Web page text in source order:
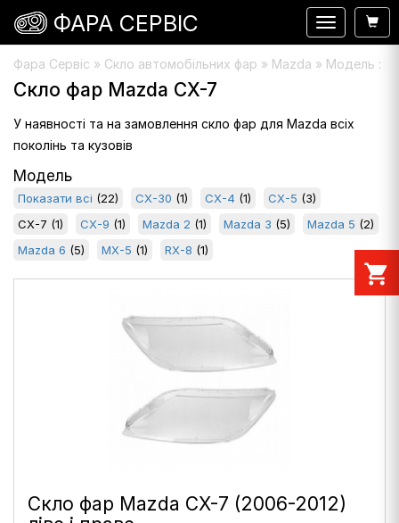
Фара Сервіс » Скло автомобільних фар » Mazda » Модель :
Скло фар Mazda CX-7
У наявності та на замовлення скло фар для Mazda всіх
поколінь та кузовів
Модель
Показати всі (22) CX-30 (1) CX-4 (1) CX-5 (3)
CX-7 (1) CX-9 (1) Mazda 2 (1) Mazda 3 (5) Mazda 5 (2)
Mazda 6 (5) MX-5 (1) RX-8 (1)
Скло фар Mazda CX-7 (2006-2012)
Навигация
ФАРА СЕРВІС
shopping_cart